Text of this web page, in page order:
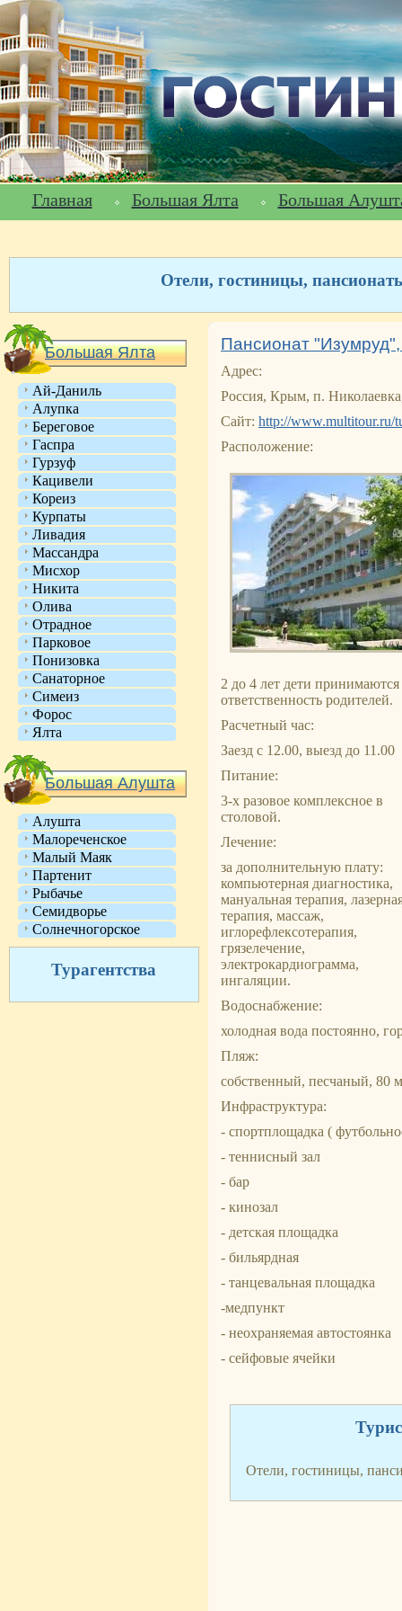
Главная Большая Ялта Большая
Отели, гостиницы,
Большая Ялта
Ай-Даниль
Алупка
Береговое
Гаспра
Гурзуф
Кацивели
Кореиз
Курпаты
Ливадия
Массандра
Мисхор
Никита
Олива
Отрадное
Парковое
Понизовка
Санаторное
Симеиз
Форос
Ялта
Большая Алушта
Алушта
Малореченское
Малый Маяк
Партенит
Рыбачье
Семидворье
Солнечногорское
Турагентства
Пансионат
Адрес:
Россия, Крым, п.
Сайт: http://www.multitour.ru/
Расположение:
2 до 4 лет дети
ответственность родителей.
Расчетный час:
Заезд с 12.00, выезд до 11.00
Питание:
3-х разовое комплексное в
столовой.
Лечение:
за дополнительную плату:
компьютерная диагностика,
мануальная терапия,
терапия, массаж,
иглорефлексотерапия,
грязелечение,
электрокардиограмма,
ингаляции.
Водоснабжение:
холодная вода постоянно,
Пляж:
собственный, песчаный, 80
Инфраструктура:
- спортплощадка (
- теннисный зал
- бар
- кинозал
- детская площадка
- бильярдная
- танцевальная площадка
-медпункт
- неохраняемая автостоянка
- сейфовые ячейки
Отели, гостиницы,